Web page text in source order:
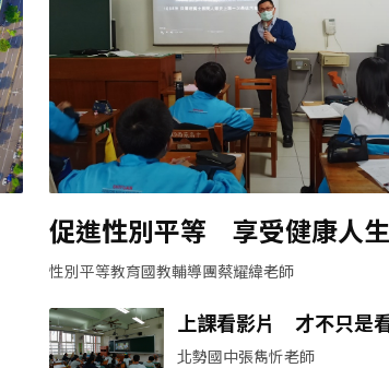
促進性別平等 享受健康人生
性別平等教育國教輔導團蔡耀緯老師
上課看影片 才不只是
而已
北勢國中張雋忻老師